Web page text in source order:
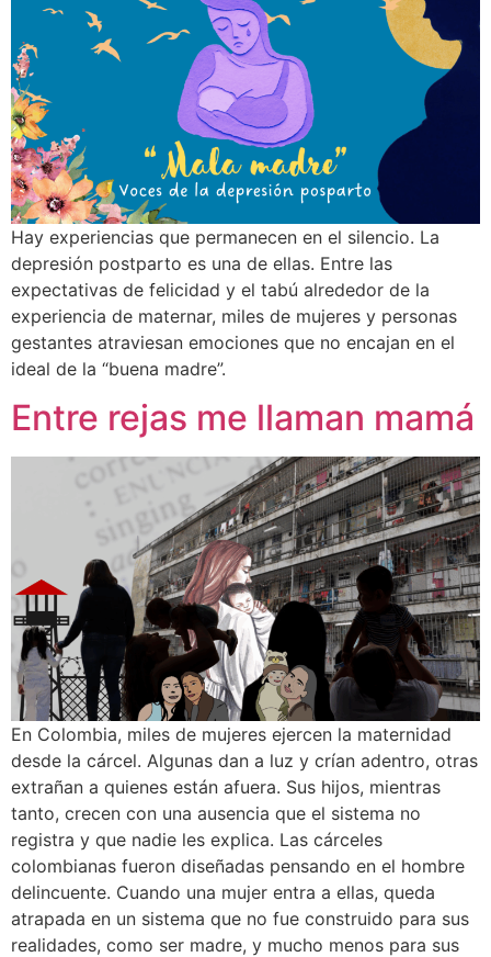
Hay experiencias que permanecen en el silencio. La
depresión postparto es una de ellas. Entre las
expectativas de felicidad y el tabú alrededor de la
experiencia de maternar, miles de mujeres y personas
gestantes atraviesan emociones que no encajan en el
ideal de la “buena madre”.
Entre rejas me llaman mamá
En Colombia, miles de mujeres ejercen la maternidad
desde la cárcel. Algunas dan a luz y crían adentro, otras
extrañan a quienes están afuera. Sus hijos, mientras
tanto, crecen con una ausencia que el sistema no
registra y que nadie les explica. Las cárceles
colombianas fueron diseñadas pensando en el hombre
delincuente. Cuando una mujer entra a ellas, queda
atrapada en un sistema que no fue construido para sus
realidades, como ser madre, y mucho menos para sus